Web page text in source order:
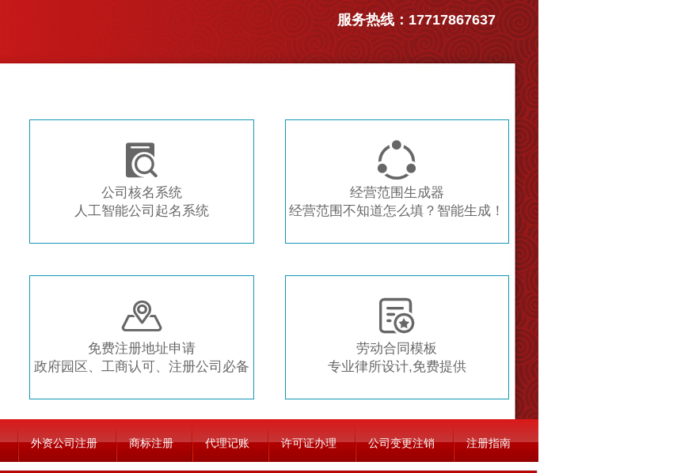

公司核名系统
人工智能公司起名系统

经营范围生成器
经营范围不知道怎么填？智能生成！

免费注册地址申请
政府园区、工商认可、注册公司必备

劳动合同模板
专业律所设计,免费提供
服务热线：17717867637
外资公司注册 商标注册 代理记账 许可证办理 公司变更注销 注册指南